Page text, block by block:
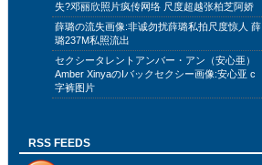
失?邓丽欣照片疯传网络 尺度超越张柏芝阿娇
薛璐の流失画像:非诚勿扰薛璐私拍尺度惊人 薛
璐237M私照流出
セクシータレントアンバー・アン（安心亜）
Amber XinyaのIバックセクシー画像:安心亚 c
字裤图片
RSS FEEDS